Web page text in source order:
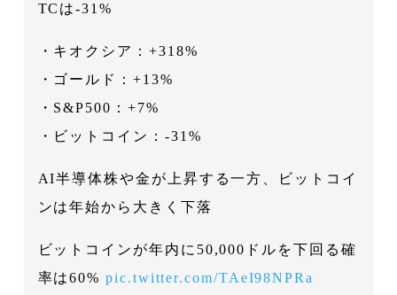
TCは-31%
・キオクシア：+318%
・ゴールド：+13%
・S&P500：+7%
・ビットコイン：-31%
AI半導体株や金が上昇する一方、ビットコイ
ンは年始から大きく下落
ビットコインが年内に50,000ドルを下回る確
率は60%pic.twitter.com/TAeI98NPRa